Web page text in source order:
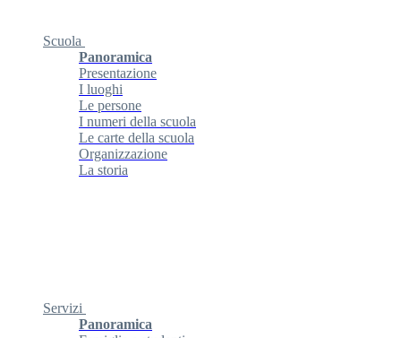
Scuola
Panoramica
Presentazione
I luoghi
Le persone
I numeri della scuola
Le carte della scuola
Organizzazione
La storia
Servizi
Panoramica